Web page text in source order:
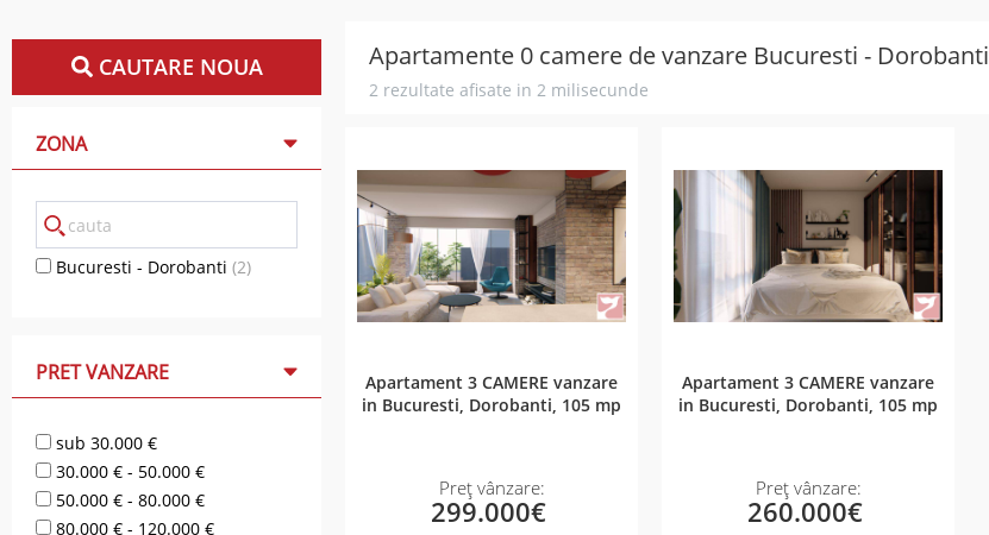
CAUTARE NOUA
ZONA
Bucuresti - Dorobanti (2)
PRET VANZARE
sub 30.000 €
30.000 € - 50.000 €
50.000 € - 80.000 €
80.000 € - 120.000 €
Apartamente 0 camere de vanzare Bucuresti - Dorobanti
2 rezultate afisate in 2 milisecunde
Apartament 3 CAMERE vanzare
in Bucuresti, Dorobanti, 105 mp
Preț vânzare:
299.000€
Apartament 3 CAMERE vanzare
in Bucuresti, Dorobanti, 105 mp
Preț vânzare:
260.000€